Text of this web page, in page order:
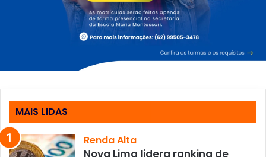
MAIS LIDAS
Renda Alta
Nova Lima lidera ranking de